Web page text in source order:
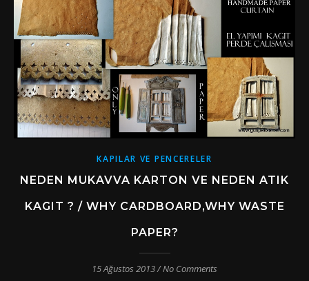
KAPILAR VE PENCERELER
NEDEN MUKAVVA KARTON VE NEDEN ATIK
KAGIT ? / WHY CARDBOARD,WHY WASTE
PAPER?
15 Ağustos 2013/ No Comments